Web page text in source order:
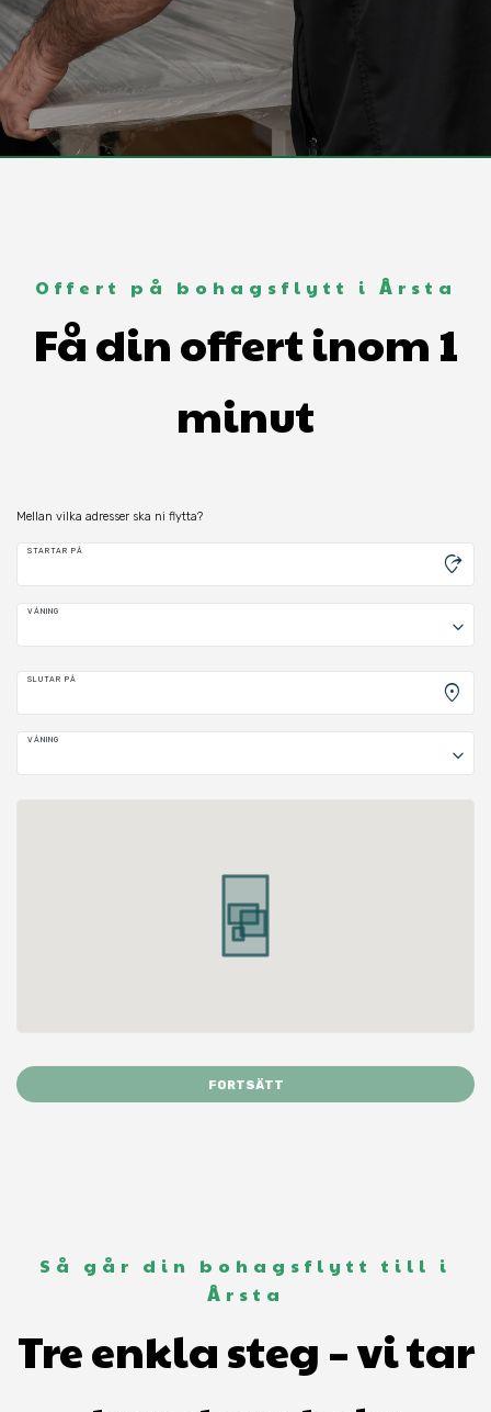
Offert på bohagsflytt i Årsta
Få din offert inom 1
minut
Mellan vilka adresser ska ni flytta?
STARTAR PÅ
moved_location
VÅNING
keyboard_arrow_down
SLUTAR PÅ
location_on
VÅNING
keyboard_arrow_down
FORTSÄTT
Så går din bohagsflytt till i
Årsta
Tre enkla steg – vi tar